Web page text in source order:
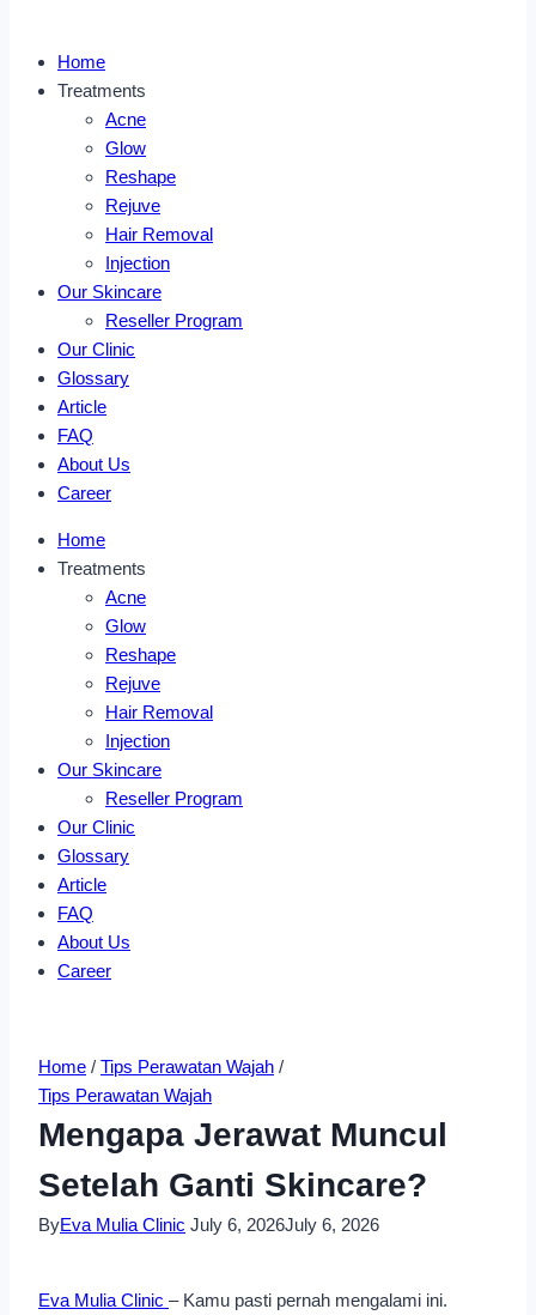
Home
Treatments
Acne
Glow
Reshape
Rejuve
Hair Removal
Injection
Our Skincare
Reseller Program
Our Clinic
Glossary
Article
FAQ
About Us
Career
Home
Treatments
Acne
Glow
Reshape
Rejuve
Hair Removal
Injection
Our Skincare
Reseller Program
Our Clinic
Glossary
Article
FAQ
About Us
Career
Home / Tips Perawatan Wajah /
Tips Perawatan Wajah
Mengapa Jerawat Muncul
Setelah Ganti Skincare?
ByEva Mulia Clinic July 6, 2026July 6, 2026
Eva Mulia Clinic – Kamu pasti pernah mengalami ini.